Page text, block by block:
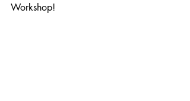
Workshop!